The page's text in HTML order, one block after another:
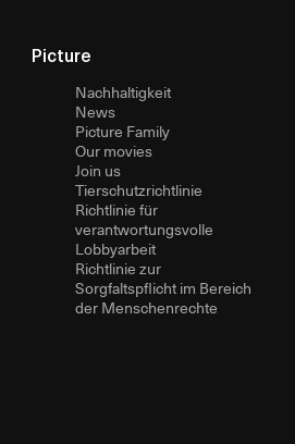
Picture
Nachhaltigkeit
News
Picture Family
Our movies
Join us
Tierschutzrichtlinie
Richtlinie für
verantwortungsvolle
Lobbyarbeit
Richtlinie zur
Sorgfaltspflicht im Bereich
der Menschenrechte